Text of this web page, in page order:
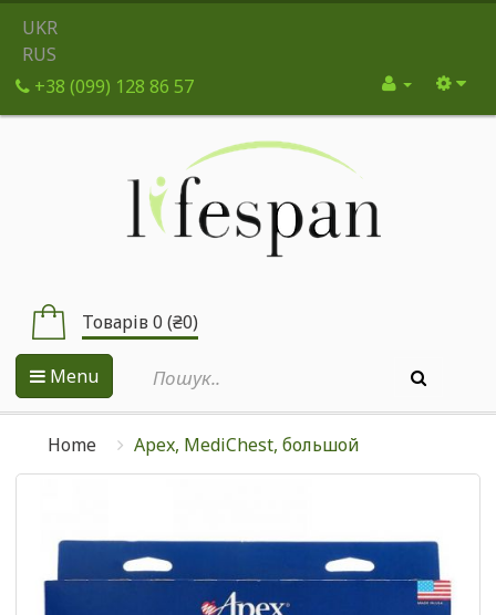
UKR
RUS
+38 (099) 128 86 57
Товарів 0 (₴0)
Menu
Home Apex, MediChest, большой